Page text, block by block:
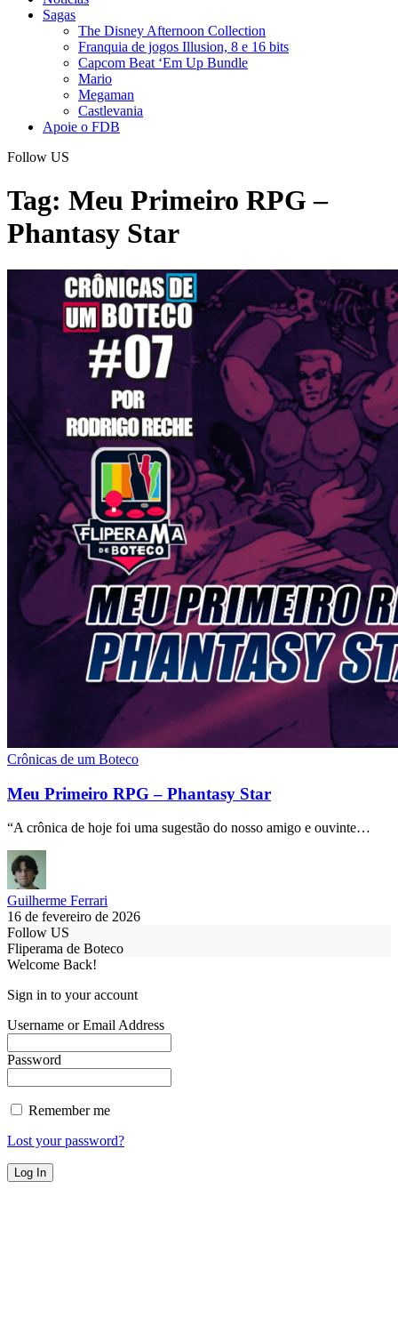
Sagas
The Disney Afternoon Collection
Franquia de jogos Illusion, 8 e 16 bits
Capcom Beat ‘Em Up Bundle
Mario
Megaman
Castlevania
Apoie o FDB
Follow US
Tag: Meu Primeiro RPG –
Phantasy Star
Crônicas de um Boteco
Meu Primeiro RPG – Phantasy Star
“A crônica de hoje foi uma sugestão do nosso amigo e ouvinte…
Guilherme Ferrari
16 de fevereiro de 2026
Follow US
Fliperama de Boteco
Welcome Back!
Sign in to your account
Username or Email Address
Password
Remember me
Lost your password?